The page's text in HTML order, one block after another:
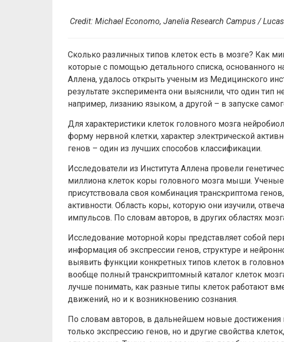
Credit: Michael Economo, Janelia Research Campus /
Сколько различных типов клеток есть в мозге? Как
которые с помощью детального списка, основанного
Аллена, удалось открыть ученым из Медицинского
результате эксперимента они выяснили, что один
например, лизанию языком, а другой – в запуске
Для характеристики клеток головного мозга
форму нервной клетки, характер электрической
генов – один из лучших способов классификации.
Исследователи из Института Аллена провели
миллиона клеток коры головного мозга мыши.
присутствовала своя комбинация транскриптома
активности. Область коры, которую они изучили,
импульсов. По словам авторов, в других областях
Исследование моторной коры представляет собой
информация об экспрессии генов, структуре и
выявить функции конкретных типов клеток в
вообще полный транскриптомный каталог клеток
лучше понимать, как разные типы клеток работают
движений, но и к возникновению сознания.
По словам авторов, в дальнейшем новые достижения
только экспрессию генов, но и другие свойства